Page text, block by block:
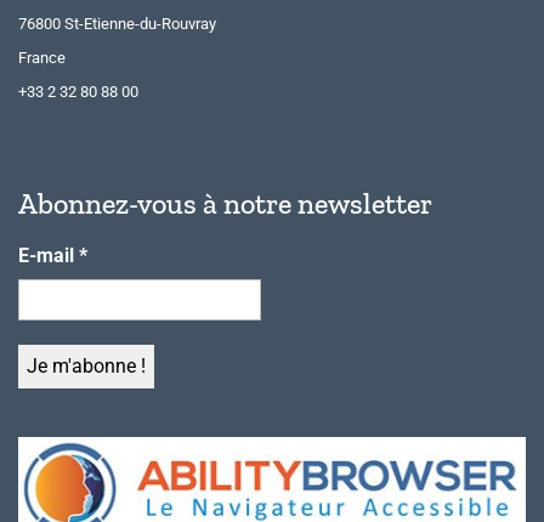
76800 St-Etienne-du-Rouvray
France
+33 2 32 80 88 00
Abonnez-vous à notre newsletter
E-mail *